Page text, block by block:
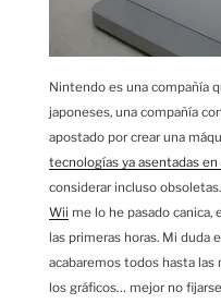
Nintendo es una compañía
japoneses, una compañía
apostado por crear una
tecnologías ya asentadas
considerar incluso
Wii me lo he pasado canica,
las primeras horas. Mi duda
acabaremos todos hasta las
los gráficos… mejor no